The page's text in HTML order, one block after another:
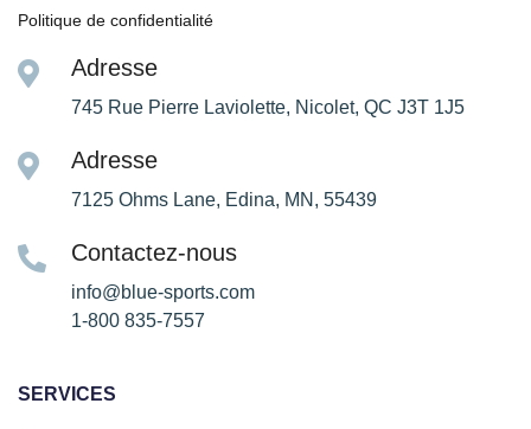
Politique de confidentialité
Adresse
745 Rue Pierre Laviolette, Nicolet, QC J3T 1J5
Adresse
7125 Ohms Lane, Edina, MN, 55439
Contactez-nous
info@blue-sports.com
1-800 835-7557
SERVICES